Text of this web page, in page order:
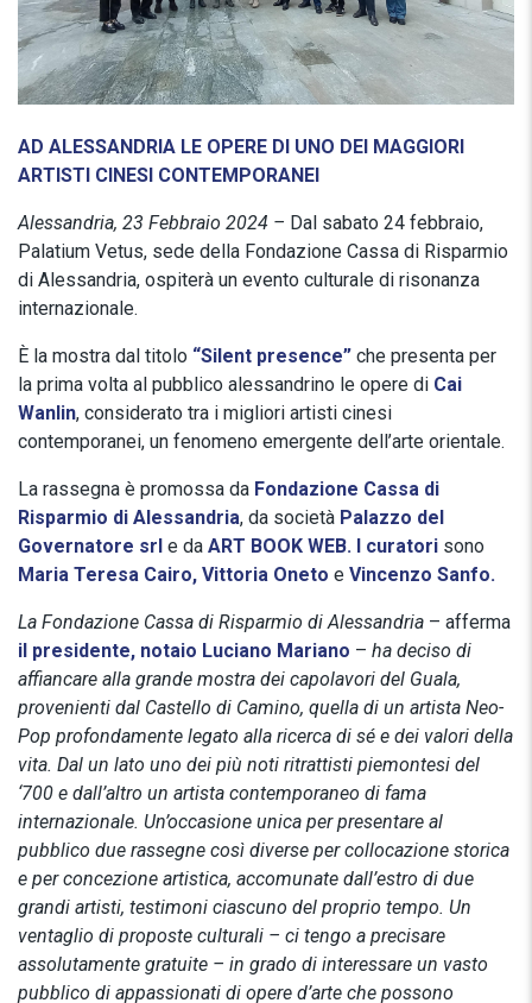
AD ALESSANDRIA LE OPERE DI UNO DEI MAGGIORI
ARTISTI CINESI CONTEMPORANEI
Alessandria, 23 Febbraio 2024 – Dal sabato 24 febbraio,
Palatium Vetus, sede della Fondazione Cassa di Risparmio
di Alessandria, ospiterà un evento culturale di risonanza
internazionale.
È la mostra dal titolo “Silent presence” che presenta per
la prima volta al pubblico alessandrino le opere di Cai
Wanlin, considerato tra i migliori artisti cinesi
contemporanei, un fenomeno emergente dell’arte orientale.
La rassegna è promossa da Fondazione Cassa di
Risparmio di Alessandria, da società Palazzo del
Governatore srl e da ART BOOK WEB. I curatori sono
Maria Teresa Cairo, Vittoria Oneto e Vincenzo Sanfo.
La Fondazione Cassa di Risparmio di Alessandria – afferma
il presidente, notaio Luciano Mariano – ha deciso di
affiancare alla grande mostra dei capolavori del Guala,
provenienti dal Castello di Camino, quella di un artista Neo-
Pop profondamente legato alla ricerca di sé e dei valori della
vita. Dal un lato uno dei più noti ritrattisti piemontesi del
‘700 e dall’altro un artista contemporaneo di fama
internazionale. Un’occasione unica per presentare al
pubblico due rassegne così diverse per collocazione storica
e per concezione artistica, accomunate dall’estro di due
grandi artisti, testimoni ciascuno del proprio tempo. Un
ventaglio di proposte culturali – ci tengo a precisare
assolutamente gratuite – in grado di interessare un vasto
pubblico di appassionati di opere d’arte che possono